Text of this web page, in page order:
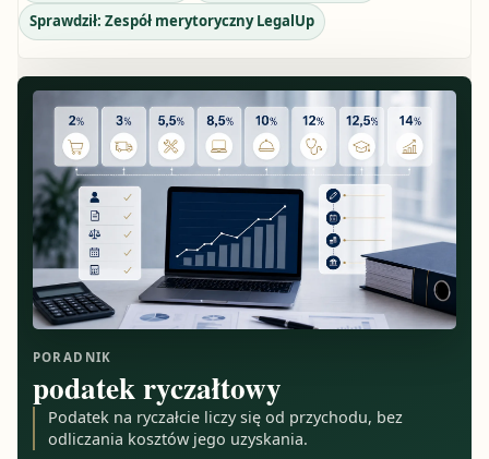
Sprawdził: Zespół merytoryczny LegalUp
PORADNIK
podatek ryczałtowy
Podatek na ryczałcie liczy się od przychodu, bez
odliczania kosztów jego uzyskania.